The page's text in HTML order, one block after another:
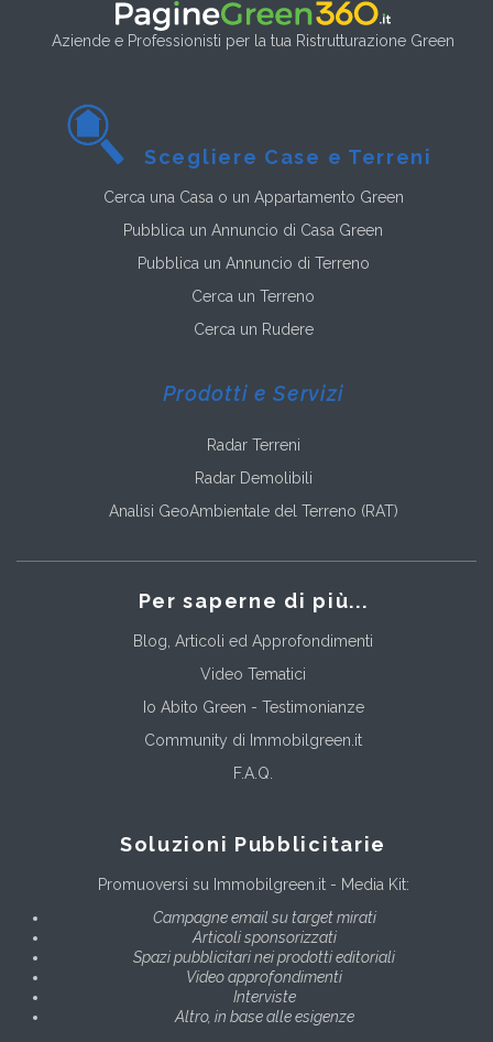
Aziende e Professionisti per la tua Ristrutturazione Green
Scegliere Case e Terreni
Cerca una Casa o un Appartamento Green
Pubblica un Annuncio di Casa Green
Pubblica un Annuncio di Terreno
Cerca un Terreno
Cerca un Rudere
Prodotti e Servizi
Radar Terreni
Radar Demolibili
Analisi GeoAmbientale del Terreno (RAT)
Per saperne di più...
Blog, Articoli ed Approfondimenti
Video Tematici
Io Abito Green - Testimonianze
Community di Immobilgreen.it
F.A.Q.
Soluzioni Pubblicitarie
Promuoversi su Immobilgreen.it - Media Kit:
Campagne email su target mirati
Articoli sponsorizzati
Spazi pubblicitari nei prodotti editoriali
Video approfondimenti
Interviste
Altro, in base alle esigenze